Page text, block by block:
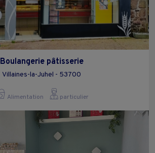
Boulangerie pâtisserie
Villaines-la-Juhel - 53700
Alimentation particulier